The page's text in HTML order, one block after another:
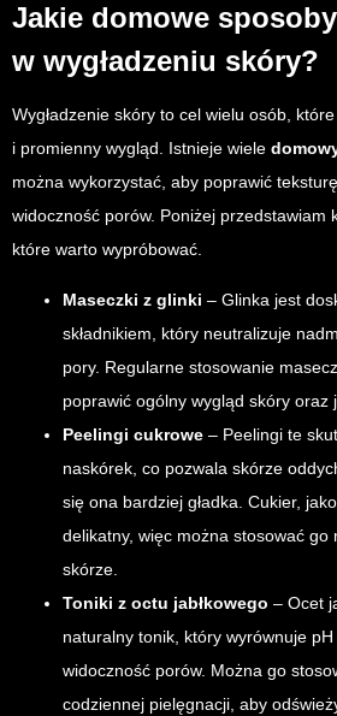
Jakie domowe
w wygładzeniu skóry?
Wygładzenie skóry to cel wielu osób,
i promienny wygląd. Istnieje wiele
można wykorzystać, aby poprawić
widoczność porów. Poniżej przedstawiam
które warto wypróbować.
Maseczki z glinki – Glinka jest
składnikiem, który neutralizuje
pory. Regularne stosowanie
poprawić ogólny wygląd skóry oraz
Peelingi cukrowe – Peelingi te
naskórek, co pozwala skórze
się ona bardziej gładka. Cukier,
delikatny, więc można stosować go
skórze.
Toniki z octu jabłkowego – Ocet
naturalny tonik, który wyrównuje
widoczność porów. Można go
codziennej pielęgnacji, aby